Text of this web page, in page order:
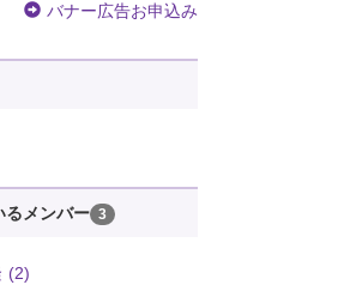
バナー広告お申込み
るメンバー 3
(2)